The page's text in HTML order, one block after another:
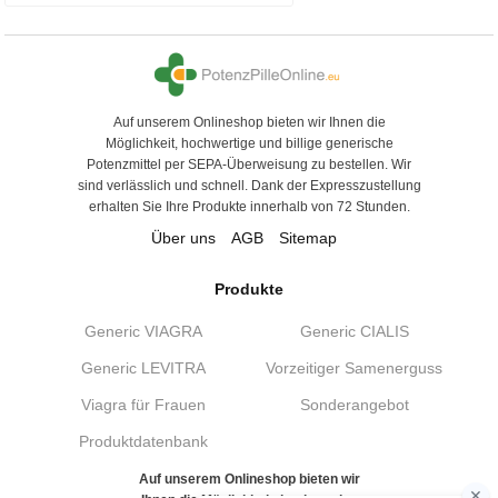
Auf unserem Onlineshop bieten wir Ihnen die
Möglichkeit, hochwertige und billige generische
Potenzmittel per SEPA-Überweisung zu bestellen. Wir
sind verlässlich und schnell. Dank der Expresszustellung
erhalten Sie Ihre Produkte innerhalb von 72 Stunden.
Über uns AGB Sitemap
Produkte
Generic VIAGRA Generic CIALIS
Generic LEVITRA Vorzeitiger Samenerguss
Viagra für Frauen Sonderangebot
Produktdatenbank
Auf unserem Onlineshop bieten wir